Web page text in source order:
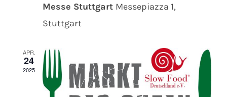
Messe Stuttgart Messepiazza 1,
Stuttgart
APR.
24
2025